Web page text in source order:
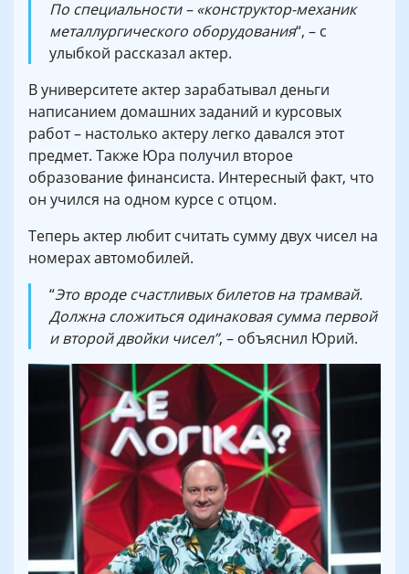
По специальности – «конструктор-механик
металлургического оборудования“, – с
улыбкой рассказал актер.
В университете актер зарабатывал деньги
написанием домашних заданий и курсовых
работ – настолько актеру легко давался этот
предмет. Также Юра получил второе
образование финансиста. Интересный факт, что
он учился на одном курсе с отцом.
Теперь актер любит считать сумму двух чисел на
номерах автомобилей.
“Это вроде счастливых билетов на трамвай.
Должна сложиться одинаковая сумма первой
и второй двойки чисел”, – объяснил Юрий.